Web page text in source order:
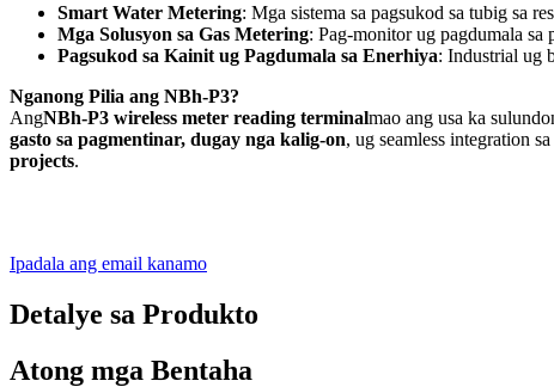
Smart Water Metering: Mga sistema sa pagsukod sa tubig sa
Mga Solusyon sa Gas Metering: Pag-monitor ug pagdumala sa
Pagsukod sa Kainit ug Pagdumala sa Enerhiya: Industrial ug
Nganong Pilia ang NBh-P3?
AngNBh-P3 wireless meter reading terminalmao ang usa ka
gasto sa pagmentinar, dugay nga kalig-on, ug seamless integration
projects.
Ipadala ang email kanamo
Detalye sa Produkto
Atong mga Bentaha